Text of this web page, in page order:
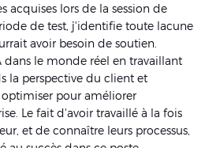
acquises lors de la session de
de test, j'identifie toute lacune
avoir besoin de soutien.
dans le monde réel en travaillant
la perspective du client et
pour améliorer
Le fait d'avoir travaillé à la fois
et de connaître leurs processus,